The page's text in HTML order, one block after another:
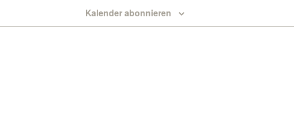
Kalender abonnieren